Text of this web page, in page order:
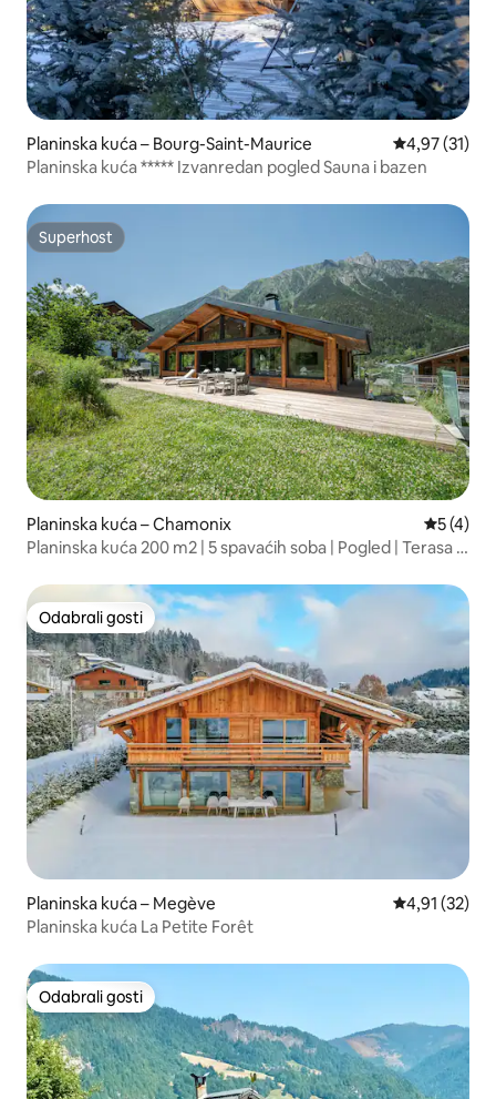
Planinska kuća – Bourg-Saint-Maurice Prosječna
4,97 (31)
Planinska kuća ***** Izvanredan pogled Sauna i bazen
Superhost
Superhost
Planinska kuća – Chamonix
5 (4)
Planinska kuća 200 m2 | 5 spavaćih soba | Pogled | Terasa i
Odabrali gosti
Odabrali gosti
Planinska kuća – Megève Prosječna
4,91 (32)
Planinska kuća La Petite Forêt
Odabrali gosti
Odabrali gosti